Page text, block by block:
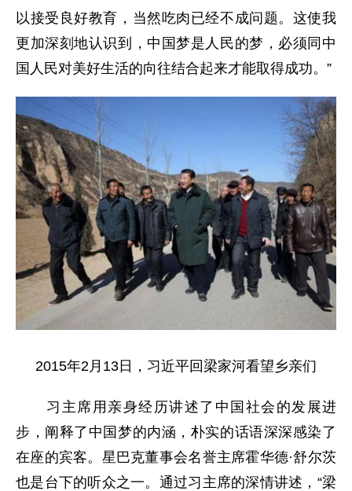
以接受良好教育，当然吃肉已经不成问题。这使我
更加深刻地认识到，中国梦是人民的梦，必须同中
国人民对美好生活的向往结合起来才能取得成功。”
2015年2月13日，习近平回梁家河看望乡亲们
习主席用亲身经历讲述了中国社会的发展进
步，阐释了中国梦的内涵，朴实的话语深深感染了
在座的宾客。星巴克董事会名誉主席霍华德·舒尔茨
也是台下的听众之一。通过习主席的深情讲述，“梁